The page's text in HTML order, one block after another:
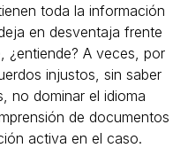
toda la información
en desventaja frente
¿entiende? A veces, por
injustos, sin saber
no dominar el idioma
de documentos
activa en el caso.